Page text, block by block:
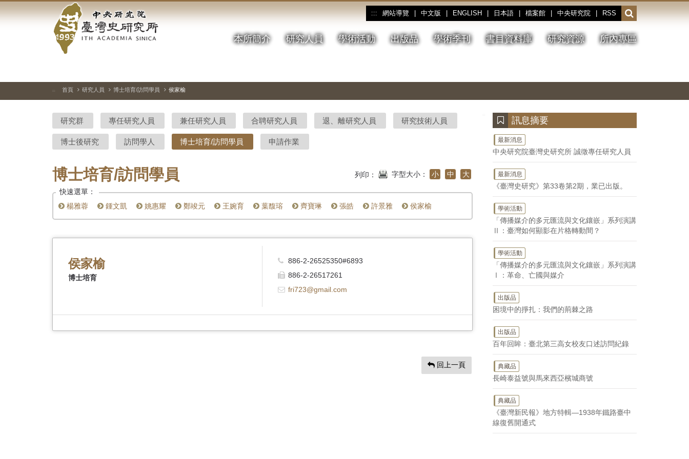
到
中
央
研
院-
臺
灣
史
研
究
所-
::: 網站導覽 中文版 ENGLISH 日本語 檔案館 中央研究院 RSS
開
啟
或
收
本所簡介 研究人員 學術活動 出版品 學術季刊 書目資料庫 研究資源 所內專區
停、
圖
圖
結
::: 首頁 研究人員 博士培育/訪問學員 侯家榆
研究群 專任研究人員 兼任研究人員 合聘研究人員 退、離研究人員 研究技術人員
博士後研究 訪問學人 博士培育/訪問學員 申請作業
博士培育/訪問學員 列印： 字型大小： 小 中 大
快速選單：
楊雅蓉
鍾文凱 姚惠耀 鄭竣元 王婉育 葉馥瑢 齊寶琳 張皓 許景雅 侯家榆
侯家榆
博士培育
886-2-26525350#6893
886-2-26517261
fri723@gmail.com
回上一頁
訊息摘要
最新消息
中央研究院臺灣史研究所 誠徵專任研究人員
最新消息
《臺灣史研究》第33卷第2期，業已出版。
學術活動
「傳播媒介的多元匯流與文化鑲嵌」系列演講
Ⅱ：臺灣如何顯影在片格轉動間？
學術活動
「傳播媒介的多元匯流與文化鑲嵌」系列演講
Ⅰ：革命、亡國與媒介
出版品
困境中的掙扎：我們的荊棘之路
出版品
百年回眸：臺北第三高女校友口述訪問紀錄
典藏品
長崎泰益號與馬來西亞檳城商號
典藏品
《臺灣新民報》地方特輯—1938年鐵路臺中
線復舊開通式